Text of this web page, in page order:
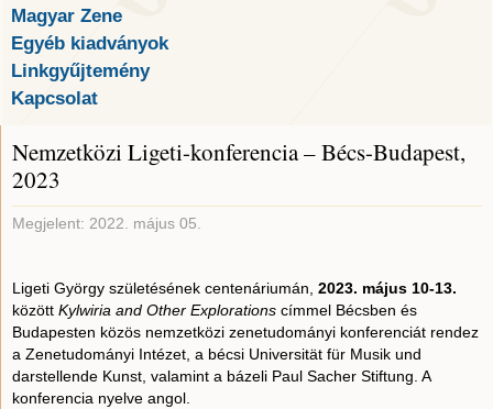
Magyar Zene
Egyéb kiadványok
Linkgyűjtemény
Kapcsolat
Nemzetközi Ligeti-konferencia – Bécs-Budapest,
2023
Megjelent: 2022. május 05.
Ligeti György születésének centenáriumán, 2023. május 10-13.
között Kylwiria and Other Explorations címmel Bécsben és
Budapesten közös nemzetközi zenetudományi konferenciát rendez
a Zenetudományi Intézet, a bécsi Universität für Musik und
darstellende Kunst, valamint a bázeli Paul Sacher Stiftung. A
konferencia nyelve angol.